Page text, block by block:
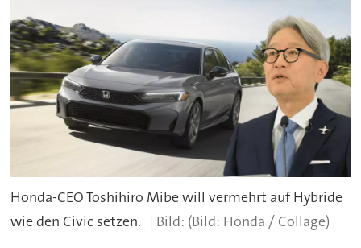
Honda-CEO Toshihiro Mibe will vermehrt auf Hybride
wie den Civic setzen.
(Bild: Honda / Collage)